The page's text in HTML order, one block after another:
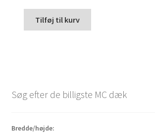
Tilføj til kurv
Søg efter de billigste MC dæk
Bredde/højde: